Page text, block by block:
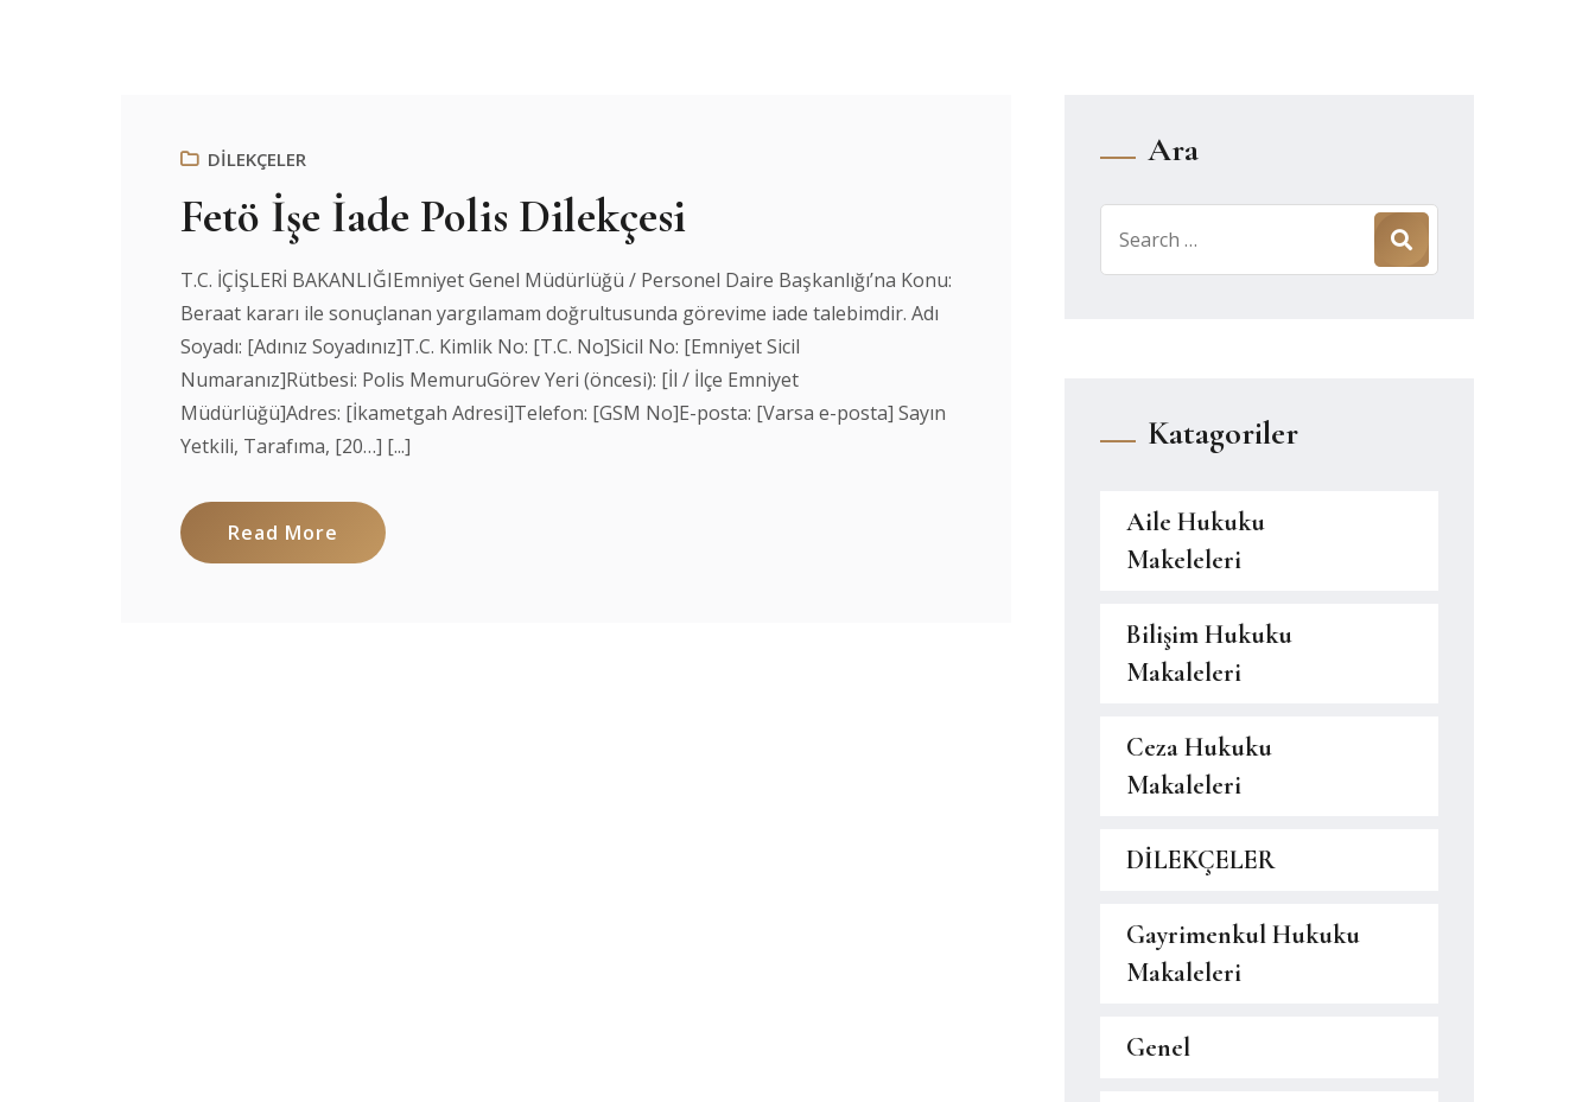
DİLEKÇELER
Fetö İşe İade Polis Dilekçesi
T.C. İÇİŞLERİ BAKANLIĞIEmniyet Genel Müdürlüğü / Personel Daire Başkanlığı’na Konu:
Beraat kararı ile sonuçlanan yargılamam doğrultusunda görevime iade talebimdir. Adı
Soyadı: [Adınız Soyadınız]T.C. Kimlik No: [T.C. No]Sicil No: [Emniyet Sicil
Numaranız]Rütbesi: Polis MemuruGörev Yeri (öncesi): [İl / İlçe Emniyet
Müdürlüğü]Adres: [İkametgah Adresi]Telefon: [GSM No]E-posta: [Varsa e-posta] Sayın
Yetkili, Tarafıma, [20…] [...]
Read More
Ara
for:
Katagoriler
Aile Hukuku
Makeleleri
Bilişim Hukuku
Makaleleri
Ceza Hukuku
Makaleleri
DİLEKÇELER
Gayrimenkul Hukuku
Makaleleri
Genel